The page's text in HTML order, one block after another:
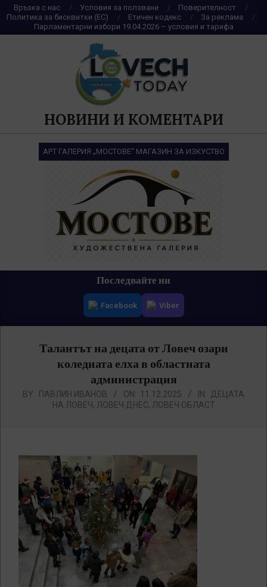
Skip
to
content
Връзка с нас Условия за ползване
Поверителност
Политика за бисквитки (ЕС)
Етичен кодекс
За реклама
Парламентарни избори 19.04.2026 – условия и тарифа
НОВИНИ И КОМЕНТАРИ
АРТ ГАЛЕРИЯ „МОСТОВЕ“ МАГАЗИН ЗА ИЗКУСТВО
Последвайте ни
Facebook Viber
Талантът на децата от Ловеч озари
коледната елха в областната
администрация
BY: ПАВЛИН ИВАНОВ ON: 11.12.2025 IN: ДЕЦАТА
НА ЛОВЕЧ, ЛОВЕЧ ДНЕС, ЛОВЕЧ ОБЛАСТ